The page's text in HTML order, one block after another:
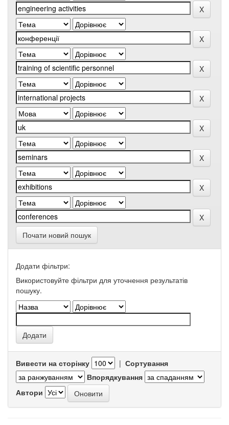
Почати новий пошук
Додати фільтри:
Використовуйте фільтри для уточнення результатів
пошуку.
Вивести на сторінку | Сортування
Впорядкування
Автори